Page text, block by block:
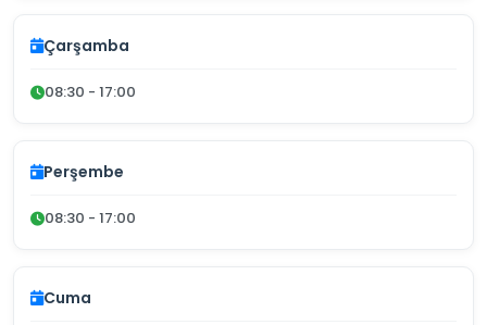
Çarşamba
08:30 - 17:00
Perşembe
08:30 - 17:00
Cuma